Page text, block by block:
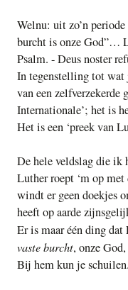
Welnu: uit zo’n
burcht is onze God”…
Psalm. - Deus noster
In tegenstelling tot wat
van een zelfverzekerde
Internationale’; het is
Het is een ‘preek van
De hele veldslag die ik
Luther roept ‘m op
windt er geen doekjes
heeft op aarde
Er is maar één ding dat
vaste burcht, onze
Bij hem kun je